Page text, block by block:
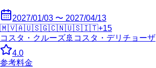
2027/01/03 〜 2027/04/13
🇲🇻🇦🇺🇸🇬🇨🇳🇺🇸🇮🇹+15
コスタ・クルーズ🚢 コスタ・デリチョーザ
4.0
参考料金